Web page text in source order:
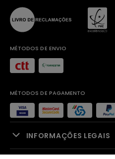
MÉTODOS DE ENVIO
MÉTODOS DE PAGAMENTO
INFORMAÇÕES LEGAIS